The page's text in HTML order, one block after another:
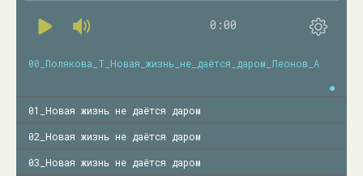
0:00
00_Полякова_Т_Новая_жизнь_не_даётся_даром_Леонов_А
01_Новая жизнь не даётся даром
02_Новая жизнь не даётся даром
03_Новая жизнь не даётся даром